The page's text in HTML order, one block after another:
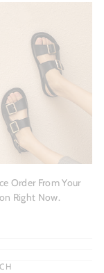
Order From Your
Right Now.